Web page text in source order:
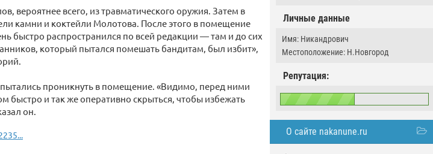
Личные данные
Имя: Никандрович
Местоположение: Н.Новгород
Репутация:
О сайте nakanune.ru
вероятнее всего, из травматического оружия. Затем в
камни и коктейли Молотова. После этого в помещение
быстро распространился по всей редакции — там и до сих
который пытался помешать бандитам, был избит»,
проникнуть в помещение. «Видимо, перед ними
быстро и так же оперативно скрыться, чтобы избежать
он.